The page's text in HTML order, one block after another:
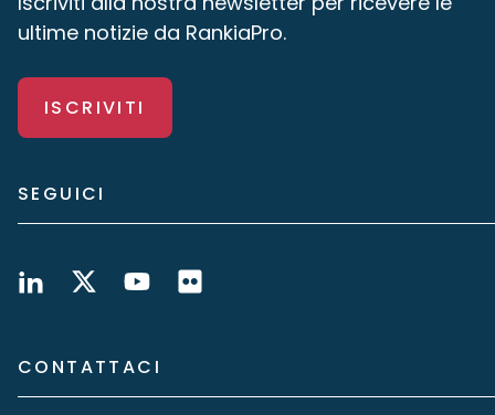
ultime notizie da RankiaPro.
ISCRIVITI
SEGUICI
CONTATTACI